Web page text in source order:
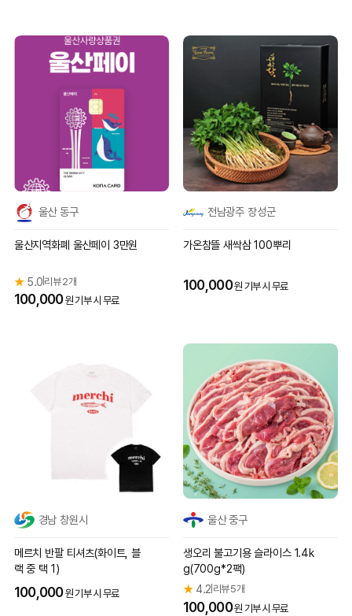
울산 동구
울산지역화폐 울산페이 3만원
★5.0 리뷰 2개
100,000원 기부 시 무료
전남광주 장성군
가온참뜰 새싹삼 100뿌리
100,000원 기부 시 무료
경남 창원시
메르치 반팔 티셔츠(화이트, 블
랙 중 택 1)
100,000원 기부 시 무료
울산 중구
생오리 불고기용 슬라이스 1.4k
g(700g*2팩)
★ 4.2 리뷰 5개
100,000원 기부 시 무료